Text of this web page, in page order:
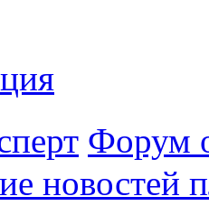
Форум
новостей